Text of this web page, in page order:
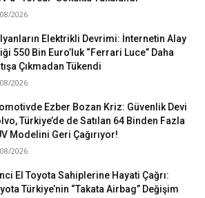
2026
Elektrikli Devrimi: İnternetin Alay
550 Bin Euro’luk “Ferrari Luce” Daha
Çıkmadan Tükendi
2026
Ezber Bozan Kriz: Güvenlik Devi
Türkiye’de de Satılan 64 Binden Fazla
Modelini Geri Çağırıyor!
2026
El Toyota Sahiplerine Hayati Çağrı:
Türkiye’nin “Takata Airbag” Değişim